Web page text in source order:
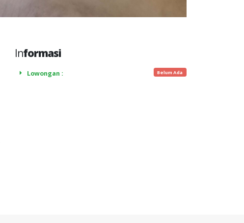
Informasi
Lowongan : Belum Ada